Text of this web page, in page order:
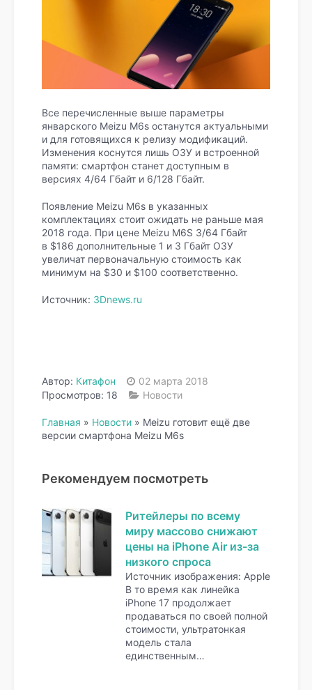
Все перечисленные выше параметры
январского Meizu M6s останутся актуальными
и для готовящихся к релизу модификаций.
Изменения коснутся лишь ОЗУ и встроенной
памяти: смартфон станет доступным в
версиях 4/64 Гбайт и 6/128 Гбайт.
Появление Meizu M6s в указанных
комплектациях стоит ожидать не раньше мая
2018 года. При цене Meizu M6S 3/64 Гбайт
в $186 дополнительные 1 и 3 Гбайт ОЗУ
увеличат первоначальную стоимость как
минимум на $30 и $100 соответственно.
Источник: 3Dnews.ru
Автор: Китафон
02 марта 2018
Просмотров: 18
Новости
Главная » Новости » Meizu готовит ещё две
версии смартфона Meizu M6s
Рекомендуем посмотреть
Ритейлеры по всему
миру массово снижают
цены на iPhone Air из-за
низкого спроса
Источник изображения: Apple
В то время как линейка
iPhone 17 продолжает
продаваться по своей полной
стоимости, ультратонкая
модель стала
единственным…